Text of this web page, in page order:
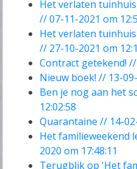
Het verlaten
// 07-11-2021 om
Het verlaten
// 27-10-2021 om
Contract getekend!
Nieuw boek! // 13-
Ben je nog aan het
12:02:58
Quarantaine // 14-
Het familieweekend
2020 om 17:48:11
Terugblik op 'Het